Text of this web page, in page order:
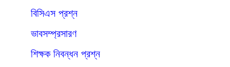
বিসিএস প্রশ্ন
ভাবসম্প্রসারণ
শিক্ষক নিবন্ধন প্রশ্ন